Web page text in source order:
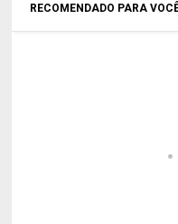
RECOMENDADO PARA